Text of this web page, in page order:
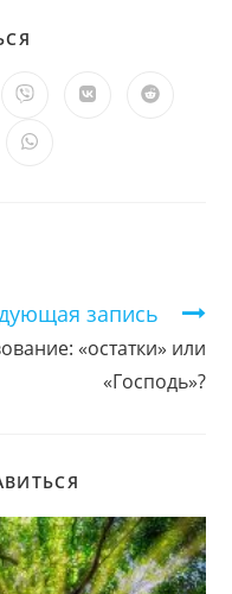
Открывается
новом
Открывается
Открывается
запись
«остатки» или
«Господь»?